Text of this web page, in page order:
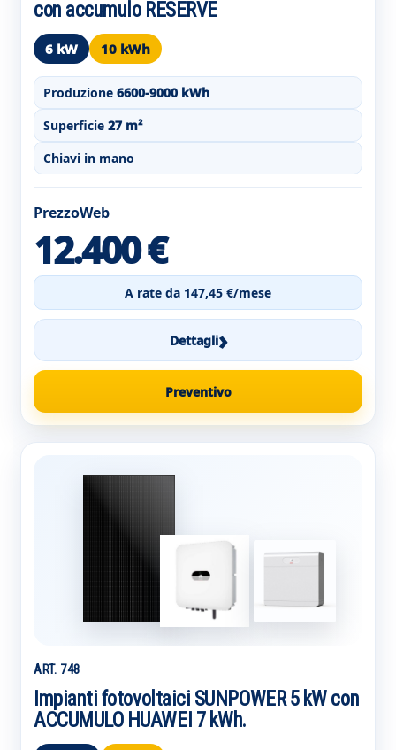
con accumulo RESERVE
6 kW 10 kWh
Produzione 6600-9000 kWh
Superficie 27 m²
Chiavi in mano
PrezzoWeb
12.400 €
A rate da 147,45 €/mese
Dettagli›
Preventivo
ART. 748
Impianti fotovoltaici SUNPOWER 5 kW con
ACCUMULO HUAWEI 7 kWh.